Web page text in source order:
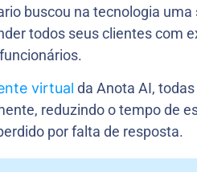
buscou na tecnologia
todos seus clientes com
virtual da Anota AI,
reduzindo o tempo de
por falta de resposta.